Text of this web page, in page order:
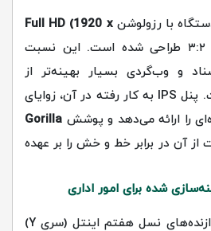
Full HD (1920 x
و نسبت تصویر ۳:۲ طراحی شده است. این نسبت
و وب‌گردی بسیار بهینه‌تر از
نمایشگرهای عریض است. پنل IPS به کار رفته در آن، زوایای
را ارائه می‌دهد و پوشش Gorilla
آن در برابر خط و خش را بر عهده
شده برای امور اداری
اچ‌پی در این مدل از پردازنده‌های نسل هفتم اینتل (سری Y)